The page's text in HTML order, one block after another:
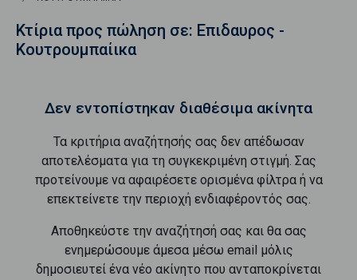
Κτίρια προς πώληση σε: Επιδαυρος -
Κουτρουμπαίικα
Δεν εντοπίστηκαν διαθέσιμα ακίνητα
Τα κριτήρια αναζήτησής σας δεν απέδωσαν
αποτελέσματα για τη συγκεκριμένη στιγμή. Σας
προτείνουμε να αφαιρέσετε ορισμένα φίλτρα ή να
επεκτείνετε την περιοχή ενδιαφέροντός σας.
Αποθηκεύστε την αναζήτησή σας και θα σας
ενημερώσουμε άμεσα μέσω email μόλις
δημοσιευτεί ένα νέο ακίνητο που ανταποκρίνεται